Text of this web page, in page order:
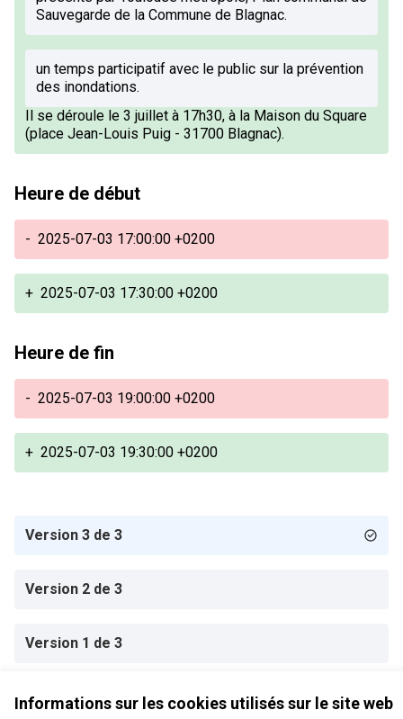
Informations sur les cookies utilisés sur le site web
Sauvegarde de la Commune de Blagnac.
un temps participatif avec le public sur la prévention
des inondations.
Il se déroule le 3 juillet à 17h30, à la Maison du Square
(place Jean-Louis Puig - 31700 Blagnac).
Heure de début
- 2025-07-03 17:00:00 +0200
+ 2025-07-03 17:30:00 +0200
Heure de fin
- 2025-07-03 19:00:00 +0200
+ 2025-07-03 19:30:00 +0200
Version 3 de 3
Version 2 de 3
Version 1 de 3
Conditions d'utilisation